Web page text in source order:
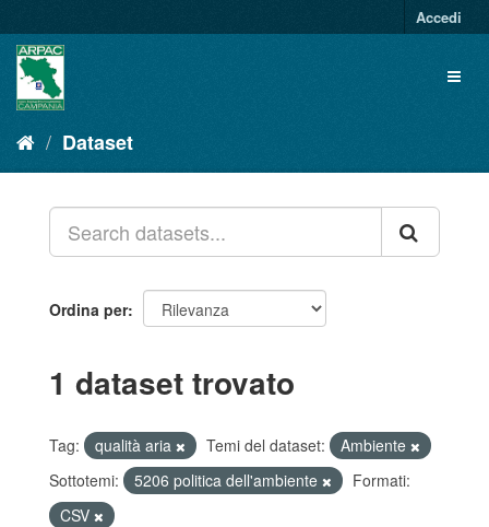
al
contenuto
Accedi
Dataset
Ordina per
1 dataset trovato
Tag: qualità aria Temi del dataset:
Ambiente
Sottotemi:
5206 politica dell'ambiente
Formati:
CSV